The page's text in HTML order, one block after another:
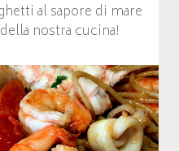
al sapore di mare
nostra cucina!